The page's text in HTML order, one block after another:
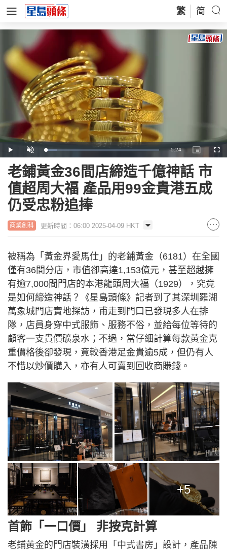
繁 简
Play Unmute Loaded:
9.77%
Remaining
Time
-5:24
Picture-
in-
老鋪黃金36間店締造千億神話 市
值超周大福 產品用99金貴港五成
仍受忠粉追捧
商業創科 更新時間：06:00 2025-04-09 HKT
被稱為「黃金界愛馬仕」的老鋪黃金（6181）在全國
僅有36間分店，市值卻高達1,153億元，甚至超越擁
有逾7,000間門店的本港龍頭周大福（1929），究竟
是如何締造神話？《星島頭條》記者到了其深圳羅湖
萬象城門店實地探訪，甫走到門口已發現多人在排
隊，店員身穿中式服飾、服務不俗，並給每位等待的
顧客一支貴價礦泉水；不過，當仔細計算每款黃金克
重價格後卻發現，竟較香港足金貴逾5成，但仍有人
不惜以炒價購入，亦有人可賣到回收商賺錢。
+5
首飾「一口價」 非按克計算
老鋪黃金的門店裝潢採用「中式書房」設計，產品陳